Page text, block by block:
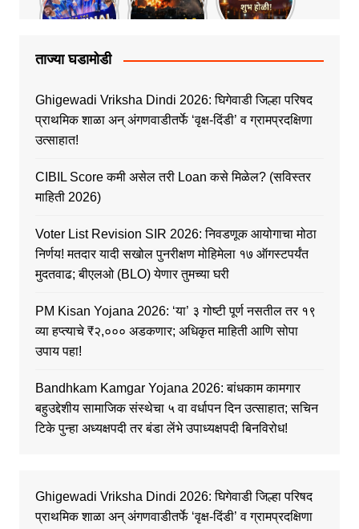
ताज्या घडामोडी
Ghigewadi Vriksha Dindi 2026: घिगेवाडी जिल्हा परिषद
प्राथमिक शाळा अन् अंगणवाडीतर्फे ‘वृक्ष-दिंडी’ व ग्रामप्रदक्षिणा
उत्साहात!
CIBIL Score कमी असेल तरी Loan कसे मिळेल? (सविस्तर
माहिती 2026)
Voter List Revision SIR 2026: निवडणूक आयोगाचा मोठा
निर्णय! मतदार यादी सखोल पुनरीक्षण मोहिमेला १७ ऑगस्टपर्यंत
मुदतवाढ; बीएलओ (BLO) येणार तुमच्या घरी
PM Kisan Yojana 2026: ‘या’ ३ गोष्टी पूर्ण नसतील तर १९
व्या हप्त्याचे ₹२,००० अडकणार; अधिकृत माहिती आणि सोपा
उपाय पहा!
Bandhkam Kamgar Yojana 2026: बांधकाम कामगार
बहुउद्देशीय सामाजिक संस्थेचा ५ वा वर्धापन दिन उत्साहात; सचिन
टिके पुन्हा अध्यक्षपदी तर बंडा लेंभे उपाध्यक्षपदी बिनविरोध!
Ghigewadi Vriksha Dindi 2026: घिगेवाडी जिल्हा परिषद
प्राथमिक शाळा अन् अंगणवाडीतर्फे ‘वृक्ष-दिंडी’ व ग्रामप्रदक्षिणा